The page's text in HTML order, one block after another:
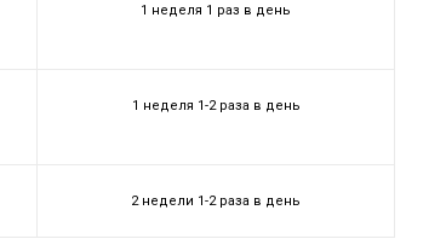
1 неделя 1 раз в день
1 неделя 1-2 раза в день
2 недели 1-2 раза в день